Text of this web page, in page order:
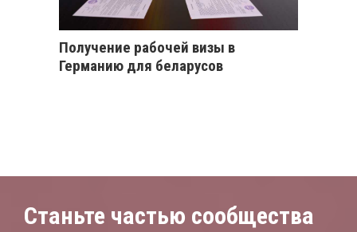
Получение рабочей визы в
Германию для беларусов
Станьте частью сообщества